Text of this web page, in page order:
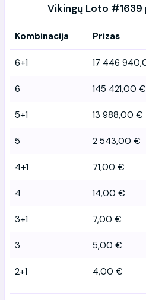
Vikingų Loto #1639
Kombinacija Prizas
6+1 17 446
6 145 421,00 €
5+1 13 988,00 €
5 2 543,00 €
4+1 71,00 €
4 14,00 €
3+1 7,00 €
3 5,00 €
2+1 4,00 €